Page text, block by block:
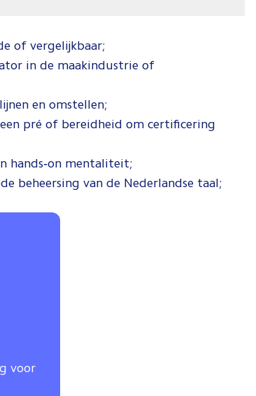
of vergelijkbaar;
in de maakindustrie of
en omstellen;
pré of bereidheid om certificering
hands‑on mentaliteit;
beheersing van de Nederlandse taal;
voor